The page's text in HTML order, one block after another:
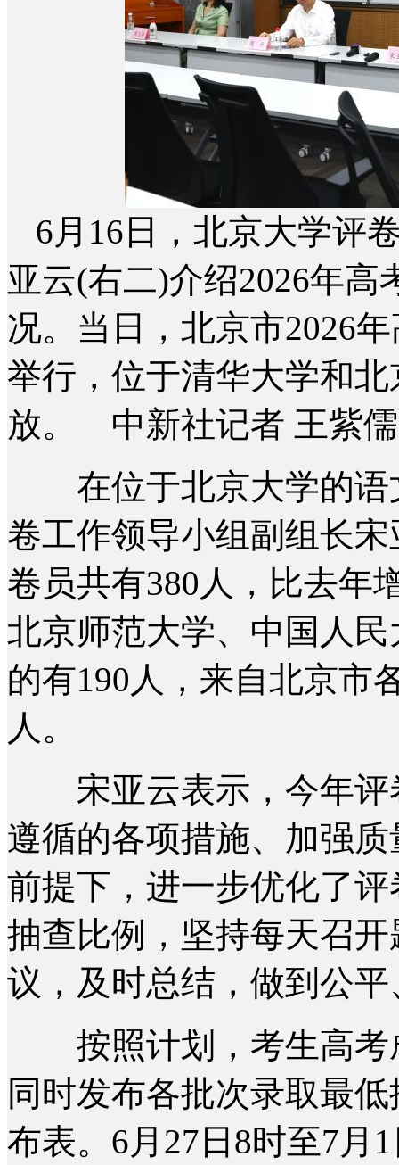
6月16日，北京大学评
亚云(右二)介绍2026年
况。当日，北京市2026
举行，位于清华大学和
放。 中新社记者 王紫
在位于北京大学的语
卷工作领导小组副组长
卷员共有380人，比去年
北京师范大学、中国人
的有190人，来自北京市
人。
宋亚云表示，今年评
遵循的各项措施、加强
前提下，进一步优化了
抽查比例，坚持每天召
议，及时总结，做到公
按照计划，考生高考
同时发布各批次录取最
布表。6月27日8时至7月